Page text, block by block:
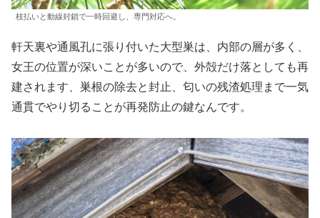
枝払いと動線封鎖で一時回避し、専門対応へ。
軒天裏や通風孔に張り付いた大型巣は、内部の層が多く、
女王の位置が深いことが多いので、外殻だけ落としても再
建されます、巣根の除去と封止、匂いの残渣処理まで一気
通貫でやり切ることが再発防止の鍵なんです。